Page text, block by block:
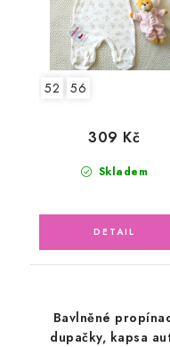
52 56
Skladem
309 Kč
Bavlněné
dupačky, kapsa